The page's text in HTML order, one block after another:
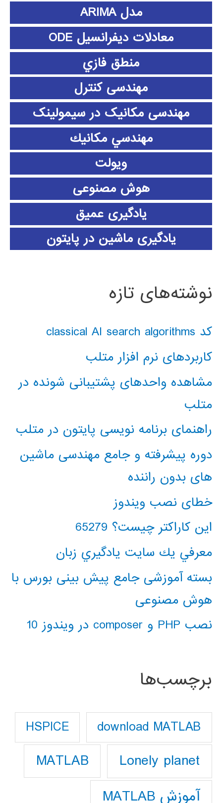
مدل ARIMA
معادلات دیفرانسیل ODE
منطق فازي
مهندسی کنترل
مهندسی مکانیک در سیمولینک
مهندسي مكانيك
ویولت
هوش مصنوعی
یادگیری عمیق
یادگیری ماشین در پایتون
نوشته‌های تازه
کد classical AI search algorithms
کاربردهای نرم افزار متلب
مشاهده واحدهای پشتیبانی شونده در
متلب
راهنمای برنامه نویسی پایتون در متلب
دوره پیشرفته و جامع مهندسی ماشین
های بدون راننده
خطای نصب ویندوز
این کاراکتر چیست؟ 65279
معرفي يك سايت يادگيري زبان
بسته آموزشی جامع پیش بینی بورس با
هوش مصنوعی
نصب PHP و composer در ویندوز 10
برچسب‌ها
download MATLAB
HSPICE
Lonely planet
MATLAB
آموزش MATLAB